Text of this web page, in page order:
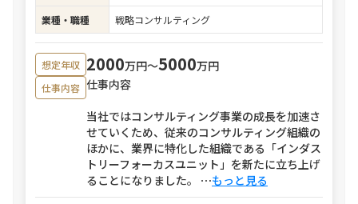
業種・職種
戦略コンサルティング
想定年収 2000万円〜5000万円
仕事内容 仕事内容
当社ではコンサルティング事業の成長を加速さ
せていくため、従来のコンサルティング組織の
ほかに、業界に特化した組織である「インダス
トリーフォーカスユニット」を新たに立ち上げ
ることになりました。 ⋯もっと見る